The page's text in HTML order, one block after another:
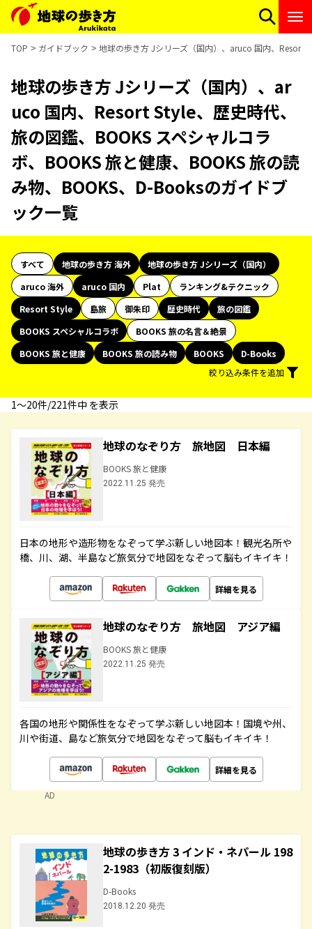
TOP ガイドブック 地球の歩き方 Jシリーズ（国内）、aruco 国内、Resort
地球の歩き方 Jシリーズ（国内）、ar
uco 国内、Resort Style、歴史時代、
旅の図鑑、BOOKS スペシャルコラ
ボ、BOOKS 旅と健康、BOOKS 旅の読
み物、BOOKS、D-Booksのガイドブ
ック一覧
すべて 地球の歩き方 海外
地球の歩き方 Jシリーズ（国内）
aruco 海外
aruco 国内 Plat
ランキング&テクニック
Resort Style
島旅 御朱印 歴史時代
旅の図鑑
BOOKS スペシャルコラボ
BOOKS 旅の名言＆絶景
BOOKS 旅と健康
BOOKS 旅の読み物 BOOKS
D-Books
絞り込み条件を追加
1〜20件/221件中 を表示
地球のなぞり方 旅地図 日本編
BOOKS 旅と健康
2022.11.25 発売
日本の地形や造形物をなぞって学ぶ新しい地図本！観光名所や
橋、川、湖、半島など旅気分で地図をなぞって脳もイキイキ！
詳細を見る
地球のなぞり方 旅地図 アジア編
BOOKS 旅と健康
2022.11.25 発売
各国の地形や関係性をなぞって学ぶ新しい地図本！国境や州、
川や街道、島など旅気分で地図をなぞって脳もイキイキ！
詳細を見る
AD
地球の歩き方 3 インド・ネパール 198
2-1983（初版復刻版）
D-Books
2018.12.20 発売